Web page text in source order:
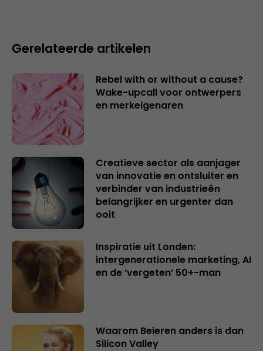
Gerelateerde artikelen
Rebel with or without a cause?
Wake-upcall voor ontwerpers
en merkeigenaren
Creatieve sector als aanjager
van innovatie en ontsluiter en
verbinder van industrieën
belangrijker en urgenter dan
ooit
Inspiratie uit Londen:
intergenerationele marketing, AI
en de ‘vergeten’ 50+-man
Waarom Beieren anders is dan
Silicon Valley